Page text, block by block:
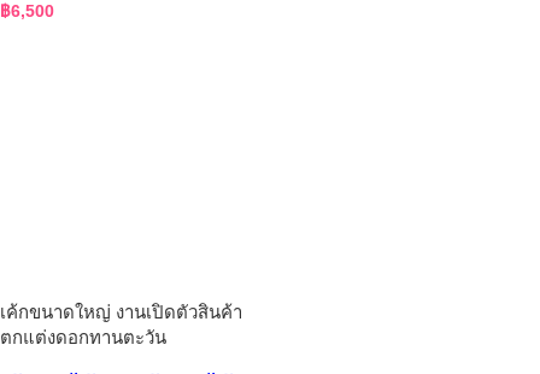
฿6,500
เค้กขนาดใหญ่ งานเปิดตัวสินค้า
ตกแต่งดอกทานตะวัน